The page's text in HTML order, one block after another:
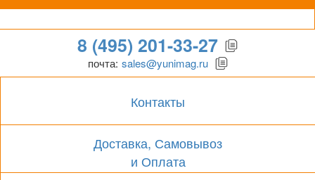
Гипермаркет для бизнеса
8 (495) 201-33-27
почта: sales@yunimag.ru
Контакты
Доставка, Самовывоз
и Оплата